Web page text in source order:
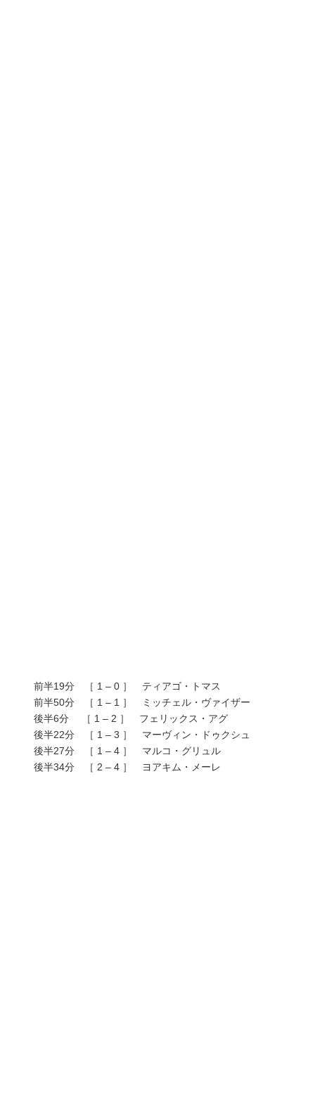
前半19分 ［ 1 – 0 ］ ティアゴ・トマス
前半50分 ［ 1 – 1 ］ ミッチェル・ヴァイザー
後半6分 ［ 1 – 2 ］ フェリックス・アグ
後半22分 ［ 1 – 3 ］ マーヴィン・ドゥクシュ
後半27分 ［ 1 – 4 ］ マルコ・グリュル
後半34分 ［ 2 – 4 ］ ヨアキム・メーレ